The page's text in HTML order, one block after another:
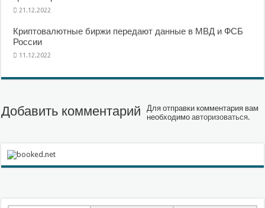
21.12.2022
Криптовалютные биржи передают данные в МВД и ФСБ
России
11.12.2022
Добавить комментарий
Для отправки комментария вам
необходимоавторизоваться.